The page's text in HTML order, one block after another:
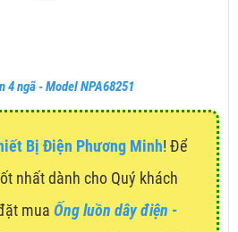
4 ngã - Model NPA68251
Bị Điện Phương Minh! Để
nhất dành cho Quý khách
mua Ống luồn dây điện -